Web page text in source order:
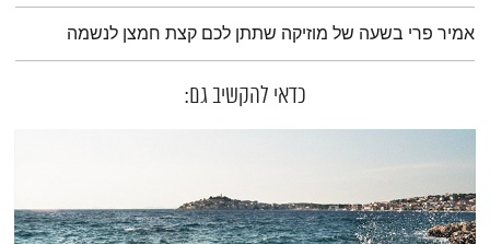
תמצית הפודקאסט
אמיר פרי בשעה של מוזיקה שתתן לכם קצת חמצן לנשמה
כדאי להקשיב גם: